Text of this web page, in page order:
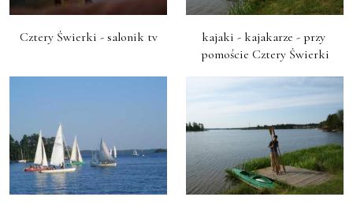
Cztery Świerki - salonik tv
kajaki - kajakarze - przy
pomoście Cztery Świerki